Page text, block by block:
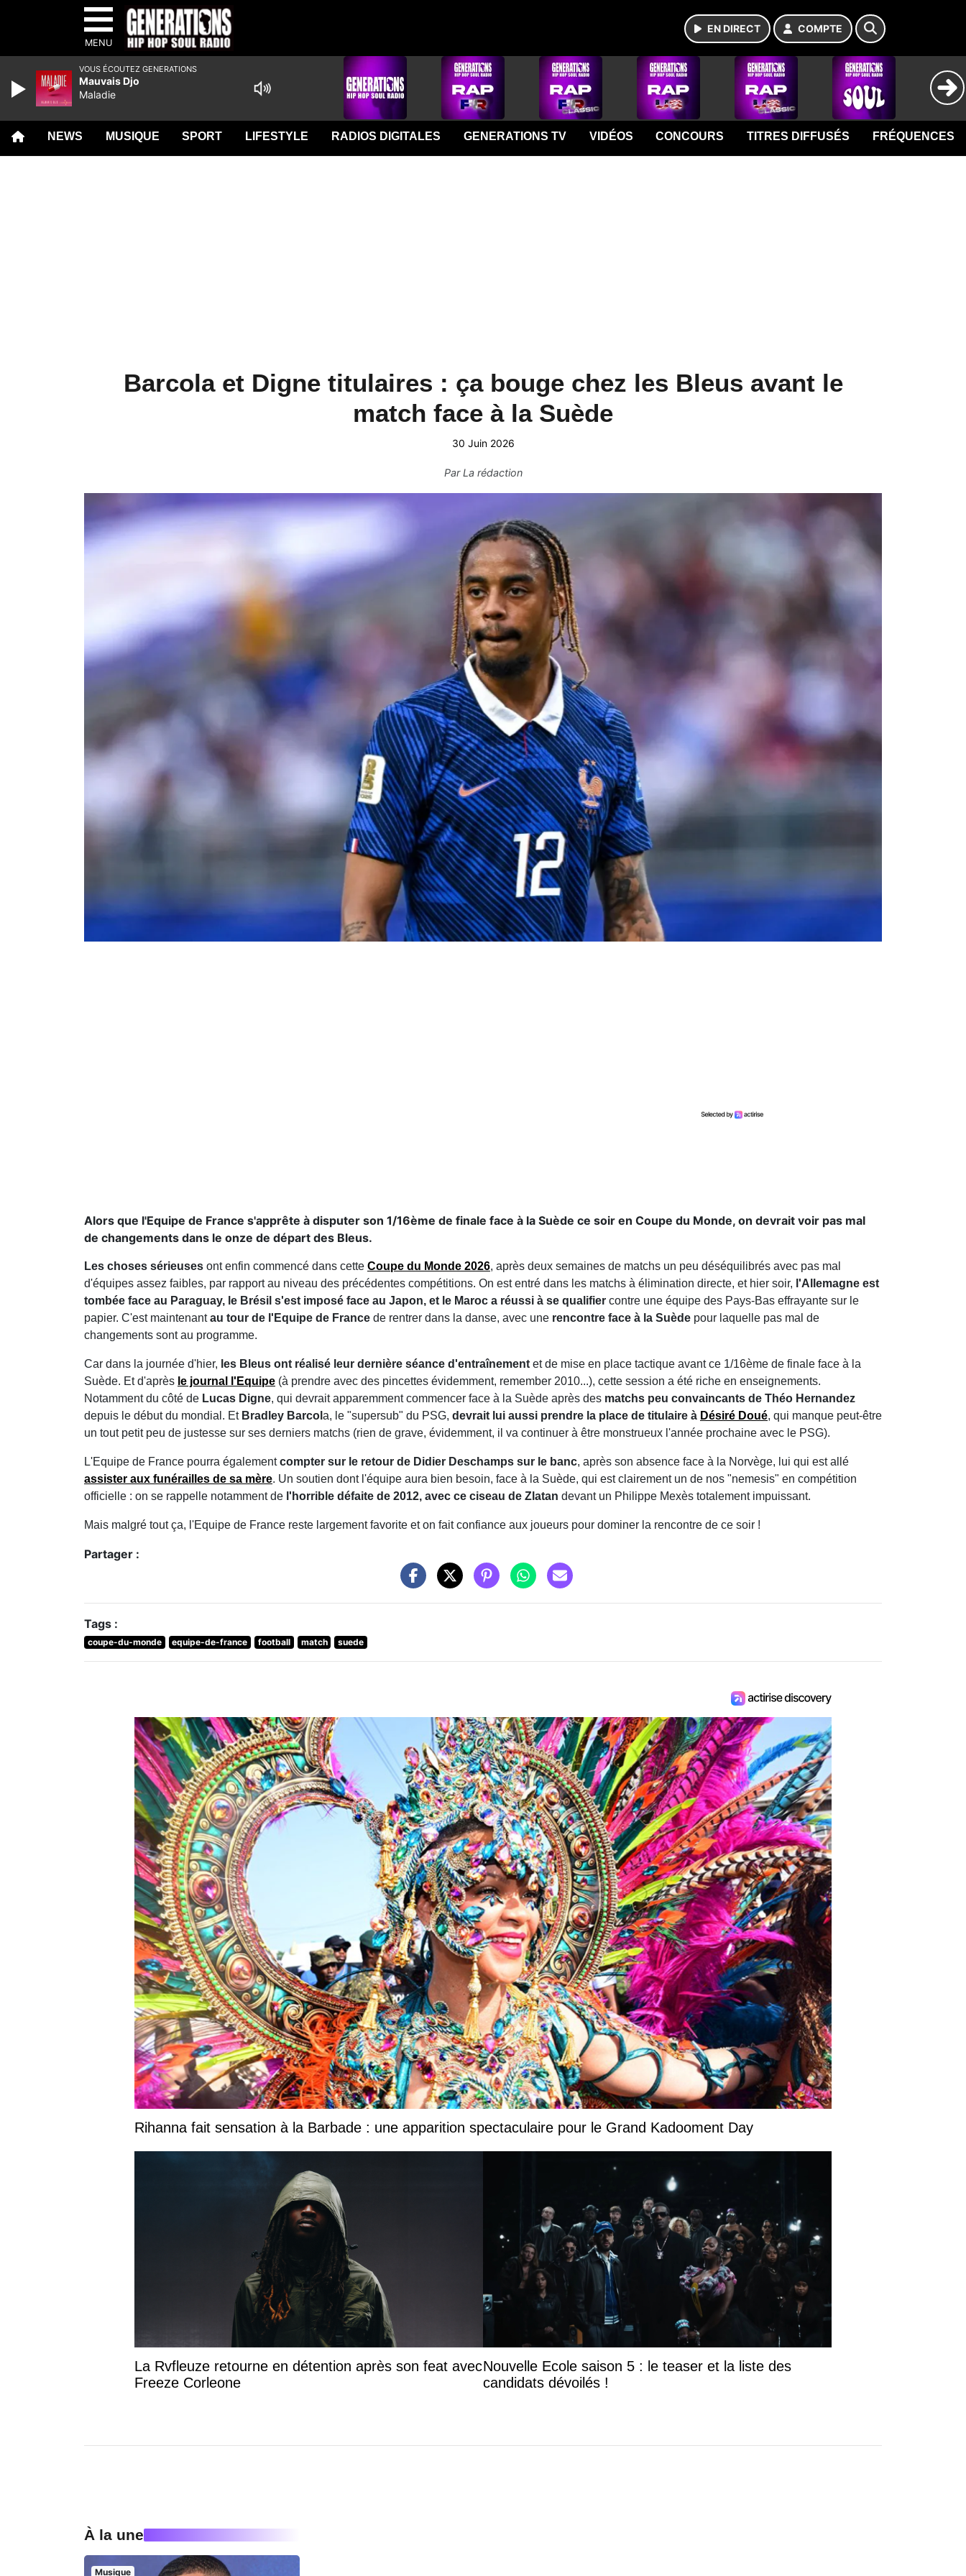
MENU
EN DIRECT COMPTE
NEWS MUSIQUE SPORT LIFESTYLE RADIOS DIGITALES GENERATIONS TV VIDÉOS CONCOURS TITRES DIFFUSÉS FRÉQUENCES
Barcola et Digne titulaires : ça bouge chez les Bleus avant le
match face à la Suède
30 Juin 2026
ParLa rédaction
Alors que l'Equipe de France s'apprête à disputer son 1/16ème de finale face à la Suède ce soir en Coupe du Monde, on devrait voir pas mal
de changements dans le onze de départ des Bleus.
Les choses sérieuses ont enfin commencé dans cette Coupe du Monde 2026, après deux semaines de matchs un peu déséquilibrés avec pas mal
d'équipes assez faibles, par rapport au niveau des précédentes compétitions. On est entré dans les matchs à élimination directe, et hier soir, l'Allemagne est
tombée face au Paraguay, le Brésil s'est imposé face au Japon, et le Maroc a réussi à se qualifier contre une équipe des Pays-Bas effrayante sur le
papier. C'est maintenantau tour de l'Equipe de France de rentrer dans la danse, avec une rencontre face à la Suède pour laquelle pas mal de
changements sont au programme.
Car dans la journée d'hier, les Bleus ont réalisé leur dernière séance d'entraînement et de mise en place tactique avant ce 1/16ème de finale face à la
Suède. Et d'après le journal l'Equipe (à prendre avec des pincettes évidemment, remember 2010...), cette session a été riche en enseignements.
Notamment du côté de Lucas Digne, qui devrait apparemment commencer face à la Suède après des matchs peu convaincants de Théo Hernandez
depuis le début du mondial. EtBradley Barcol a, le "supersub" du PSG, devrait lui aussi prendre la place de titulaire à Désiré Doué, qui manque peut-être
un tout petit peu de justesse sur ses derniers matchs (rien de grave, évidemment, il va continuer à être monstrueux l'année prochaine avec le PSG).
L'Equipe de France pourra égalementcompter sur le retour de Didier Deschamps sur le banc, après son absence face à la Norvège, lui qui est allé
assister aux funérailles de sa mère. Un soutien dont l'équipe aura bien besoin, face à la Suède, qui est clairement un de nos "nemesis" en compétition
officielle : on se rappelle notamment de l'horrible défaite de 2012, avec ce ciseau de Zlatan devant un Philippe Mexès totalement impuissant.
Mais malgré tout ça, l'Equipe de France reste largement favorite et on fait confiance aux joueurs pour dominer la rencontre de ce soir !
Partager :
Tags :
coupe-du-monde equipe-de-france football match suede
Rihanna fait sensation à la Barbade : une apparition spectaculaire pour le Grand Kadooment Day
La Rvfleuze retourne en détention après son feat avec
Freeze Corleone
Nouvelle Ecole saison 5 : le teaser et la liste des
candidats dévoilés !
À la une
Musique
VOUS ÉCOUTEZ GENERATIONS
Mauvais Djo
Maladie